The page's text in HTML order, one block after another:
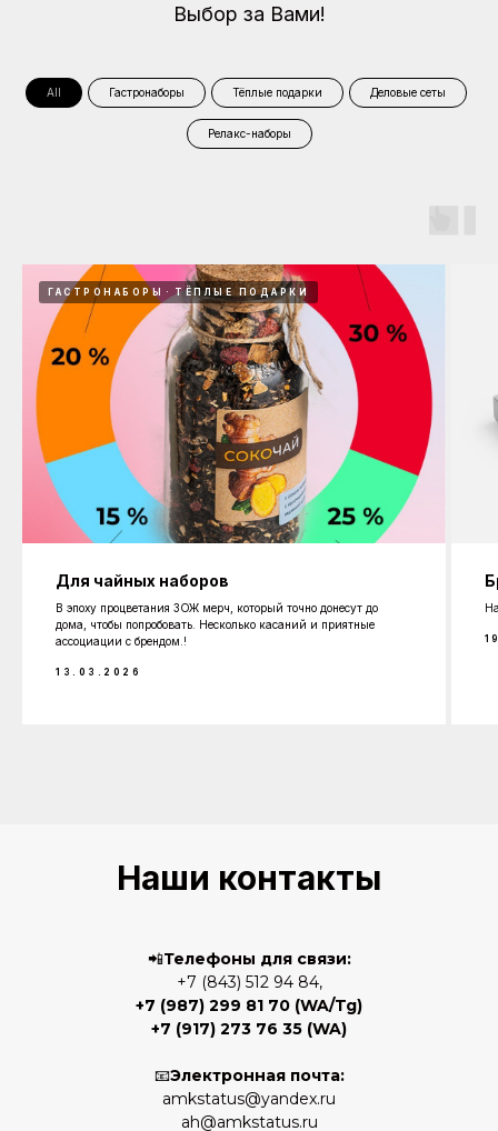
Выбор за Вами!
All Гастронаборы Тёплые подарки Деловые сеты
Релакс-наборы
ГАСТРОНАБОРЫ ТЁПЛЫЕ ПОДАРКИ
Для чайных наборов
В эпоху процветания ЗОЖ мерч, который точно донесут до
дома, чтобы попробовать. Несколько касаний и приятные
ассоциации с брендом.!
13.03.2026
Наши контакты
📲Телефоны для связи:
+7 (843) 512 94 84,
+7 (987) 299 81 70 (WA/Tg)
+7 (917) 273 76 35 (WA)
📧Электронная почта:
amkstatus@yandex.ru
ah@amkstatus.ru